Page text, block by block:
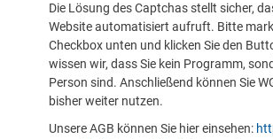
Die Lösung des Captchas stellt sicher,
Website automatisiert aufruft. Bitte
Checkbox unten und klicken Sie den
wissen wir, dass Sie kein Programm,
Person sind. Anschließend können Sie
bisher weiter nutzen.
Unsere AGB können Sie hier einsehen: